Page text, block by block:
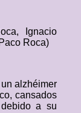
Ignacio
Roca)
alzhéimer
cansados
a su